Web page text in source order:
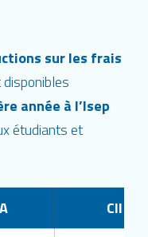
sur les frais
année à l’Isep
étudiants et
CII